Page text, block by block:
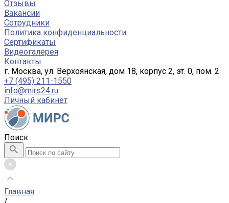
Отзывы
Вакансии
Сотрудники
Политика конфиденциальности
Сертификаты
Видеогалерея
Контакты
г. Москва, ул. Верхоянская, дом 18, корпус 2, эт. 0, пом. 2
+7 (495) 211-1550
info@mirs24.ru
Личный кабинет
Поиск
Главная